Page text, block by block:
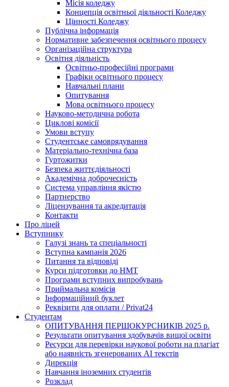
Місія коледжу
Концепція освітньої діяльності Коледжу
Цінності Коледжу
Публічна інформація
Нормативне забезпечення освітнього процесу
Організаційна структура
Освітня діяльність
Освітньо-професійні програми
Графіки освітнього процесу
Навчальні плани
Опитування
Мова освітнього процесу
Науково-методична робота
Циклові комісії
Умови вступу
Студентське самоврядування
Матеріально-технічна база
Гуртожитки
Безпека життєдіяльності
Академічна доброчесність
Система управління якістю
Партнерство
Ліцензування та акредитація
Контакти
Про ліцей
Вступнику
Галузі знань та спеціальності
Вступна кампанія 2026
Питання та відповіді
Курси підготовки до НМТ
Програми вступних випробувань
Приймальна комісія
Інформаційний буклет
Реквізити для оплати / Privat24
Студентам
ОПИТУВАННЯ ПЕРШОКУРСНИКІВ 2025 р.
Результати опитування здобувачів вищої освіти
Ресурси для перевірки наукової роботи на плагіат
або наявність згенерованих АІ текстів
Дирекція
Навчання іноземних студентів
Розклад